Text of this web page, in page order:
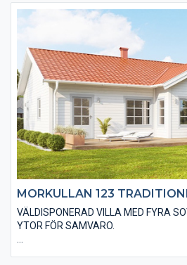
en stående slätspontad träpanel som
faluröd eller falusvart. Du kan
med alternativa materialval både in-
MORKULLAN 123
VÄLDISPONERAD VILLA MED FYRA
YTOR FÖR SAMVARO.